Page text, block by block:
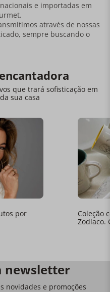
e importadas em
através de nossas
sempre buscando o
que trará sofisticação em
sua casa
por
Coleção
Zodíaco.
newsletter
novidades e promoções